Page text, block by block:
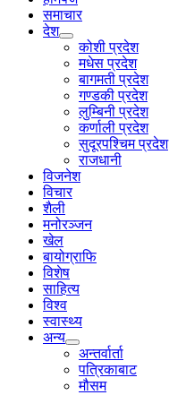
समाचार
देश
कोशी प्रदेश
मधेस प्रदेश
बागमती प्रदेश
गण्डकी प्रदेश
लुम्बिनी प्रदेश
कर्णाली प्रदेश
सुदूरपश्चिम प्रदेश
राजधानी
विजनेश
विचार
शैली
मनोरञ्जन
खेल
बायोग्राफि
विशेष
साहित्य
विश्व
स्वास्थ्य
अन्य
अन्तर्वार्ता
पत्रिकाबाट
मौसम